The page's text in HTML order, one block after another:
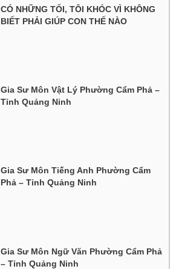
CÓ NHỮNG TỐI, TÔI KHÓC VÌ KHÔNG
BIẾT PHẢI GIÚP CON THẾ NÀO
Gia Sư Môn Vật Lý Phường Cẩm Phả –
Tỉnh Quảng Ninh
Gia Sư Môn Tiếng Anh Phường Cẩm
Phả – Tỉnh Quảng Ninh
Gia Sư Môn Ngữ Văn Phường Cẩm Phả
– Tỉnh Quảng Ninh